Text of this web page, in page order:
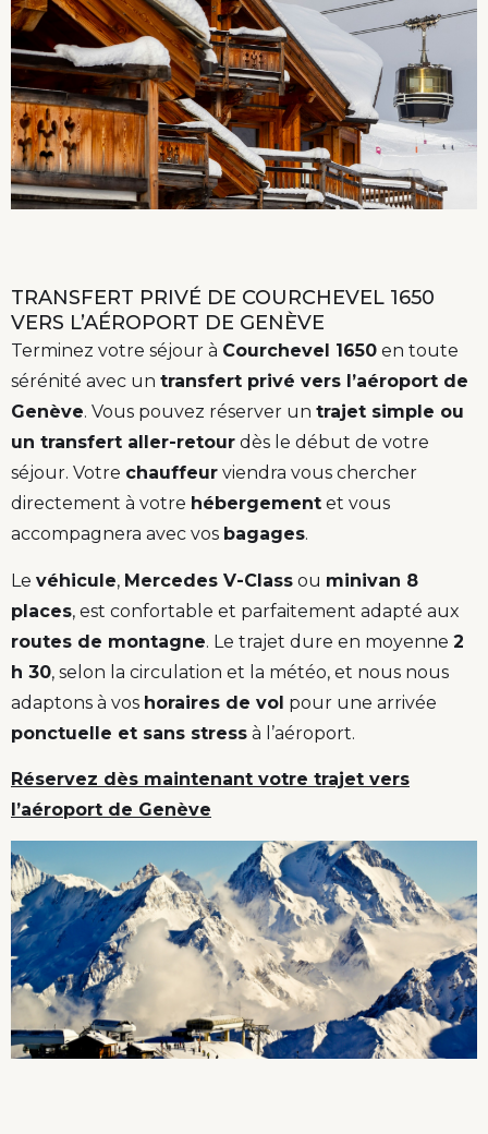
TRANSFERT PRIVÉ DE COURCHEVEL 1650
VERS L’AÉROPORT DE GENÈVE
Terminez votre séjour à Courchevel 1650 en toute
sérénité avec un transfert privé vers l’aéroport de
Genève. Vous pouvez réserver un trajet simple ou
un transfert aller-retour dès le début de votre
séjour. Votre chauffeur viendra vous chercher
directement à votre hébergement et vous
accompagnera avec vos bagages.
Le véhicule, Mercedes V-Class ou minivan 8
places, est confortable et parfaitement adapté aux
routes de montagne. Le trajet dure en moyenne 2
h 30, selon la circulation et la météo, et nous nous
adaptons à vos horaires de vol pour une arrivée
ponctuelle et sans stress à l’aéroport.
Réservez dès maintenant votre trajet vers
l’aéroport de Genève